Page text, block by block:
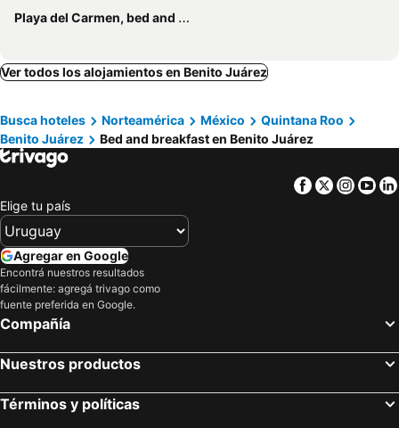
Playa del Carmen, bed and breakfasts
Ver todos los alojamientos en Benito Juárez
Busca hoteles Norteamérica México
Quintana Roo
Benito Juárez
Bed and breakfast en Benito Juárez
Facebook
Twitter
Elige tu país
Agregar en Google
Encontrá nuestros resultados
fácilmente: agregá trivago como
fuente preferida en Google.
Compañía
Nuestros productos
Términos y políticas